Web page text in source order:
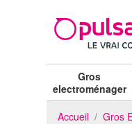
Gros
electroménager
Accueil Gros